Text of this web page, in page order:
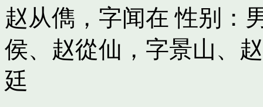
赵从儁，字闻在 性别：
侯、 赵從仙，字景山、
廷